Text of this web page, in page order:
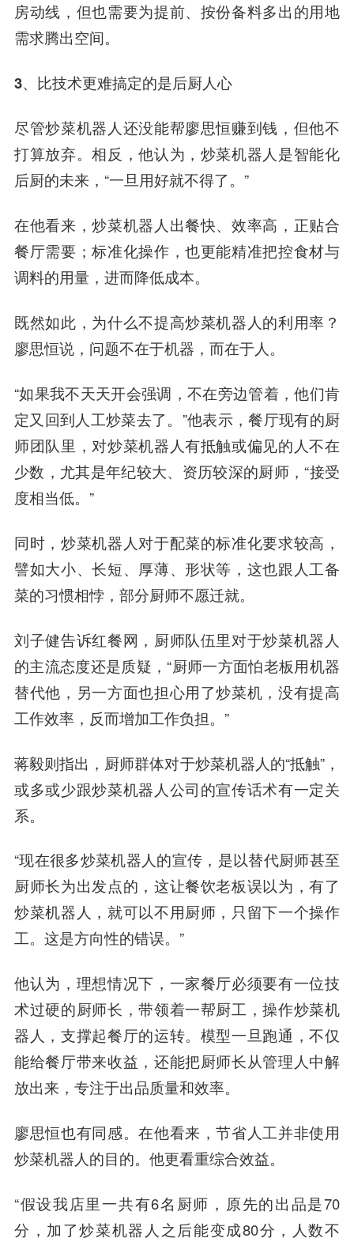
房动线，但也需要为提前、按份备料多出的用地
需求腾出空间。
3、比技术更难搞定的是后厨人心
尽管炒菜机器人还没能帮廖思恒赚到钱，但他不
打算放弃。相反，他认为，炒菜机器人是智能化
后厨的未来，“一旦用好就不得了。”
在他看来，炒菜机器人出餐快、效率高，正贴合
餐厅需要；标准化操作，也更能精准把控食材与
调料的用量，进而降低成本。
既然如此，为什么不提高炒菜机器人的利用率？
廖思恒说，问题不在于机器，而在于人。
“如果我不天天开会强调，不在旁边管着，他们肯
定又回到人工炒菜去了。”他表示，餐厅现有的厨
师团队里，对炒菜机器人有抵触或偏见的人不在
少数，尤其是年纪较大、资历较深的厨师，“接受
度相当低。”
同时，炒菜机器人对于配菜的标准化要求较高，
譬如大小、长短、厚薄、形状等，这也跟人工备
菜的习惯相悖，部分厨师不愿迁就。
刘子健告诉红餐网，厨师队伍里对于炒菜机器人
的主流态度还是质疑，“厨师一方面怕老板用机器
替代他，另一方面也担心用了炒菜机，没有提高
工作效率，反而增加工作负担。”
蒋毅则指出，厨师群体对于炒菜机器人的“抵触”，
或多或少跟炒菜机器人公司的宣传话术有一定关
系。
“现在很多炒菜机器人的宣传，是以替代厨师甚至
厨师长为出发点的，这让餐饮老板误以为，有了
炒菜机器人，就可以不用厨师，只留下一个操作
工。这是方向性的错误。”
他认为，理想情况下，一家餐厅必须要有一位技
术过硬的厨师长，带领着一帮厨工，操作炒菜机
器人，支撑起餐厅的运转。模型一旦跑通，不仅
能给餐厅带来收益，还能把厨师长从管理人中解
放出来，专注于出品质量和效率。
廖思恒也有同感。在他看来，节省人工并非使用
炒菜机器人的目的。他更看重综合效益。
“假设我店里一共有6名厨师，原先的出品是70
分，加了炒菜机器人之后能变成80分，人数不